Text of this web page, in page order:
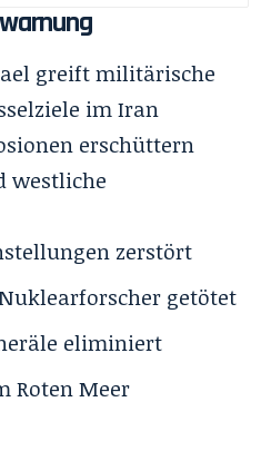
greift militärische
im Iran
erschüttern
westliche
zerstört
getötet
eliminiert
Roten Meer